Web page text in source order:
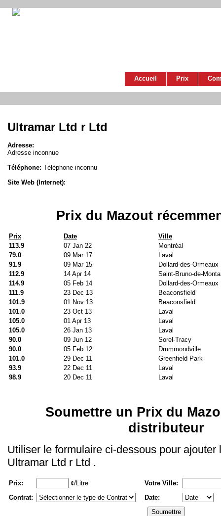
Accueil Prix
Ultramar Ltd r Ltd
Adresse:
Adresse inconnue
Téléphone: Téléphone inconnu
Site Web (Internet):
Prix du Mazout
Prix Date
Ville
113.9
07 Jan 22
Montréal
79.0
09 Mar 17
Laval
91.9
09 Mar 15
Dollard-des-Ormeaux
112.9
14 Apr 14
Saint-Bruno-de-
114.9
05 Feb 14
Dollard-des-Ormeaux
111.9
23 Dec 13
Beaconsfield
101.9
01 Nov 13
Beaconsfield
101.0
23 Oct 13
Laval
105.0
01 Apr 13
Laval
105.0
26 Jan 13
Laval
90.0
09 Jun 12
Sorel-Tracy
90.0
05 Feb 12
Drummondville
101.0
29 Dec 11
Greenfield Park
93.9
22 Dec 11
Laval
98.9
20 Dec 11 Laval
Soumettre un Prix du
distributeur
Utiliser le formulaire ci-dessous pour ajouter
Ultramar Ltd r Ltd .
Prix: ¢/Litre
Votre Ville:
Contrat:
Date: